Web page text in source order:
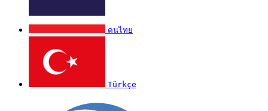
คนไทย
Türkçe